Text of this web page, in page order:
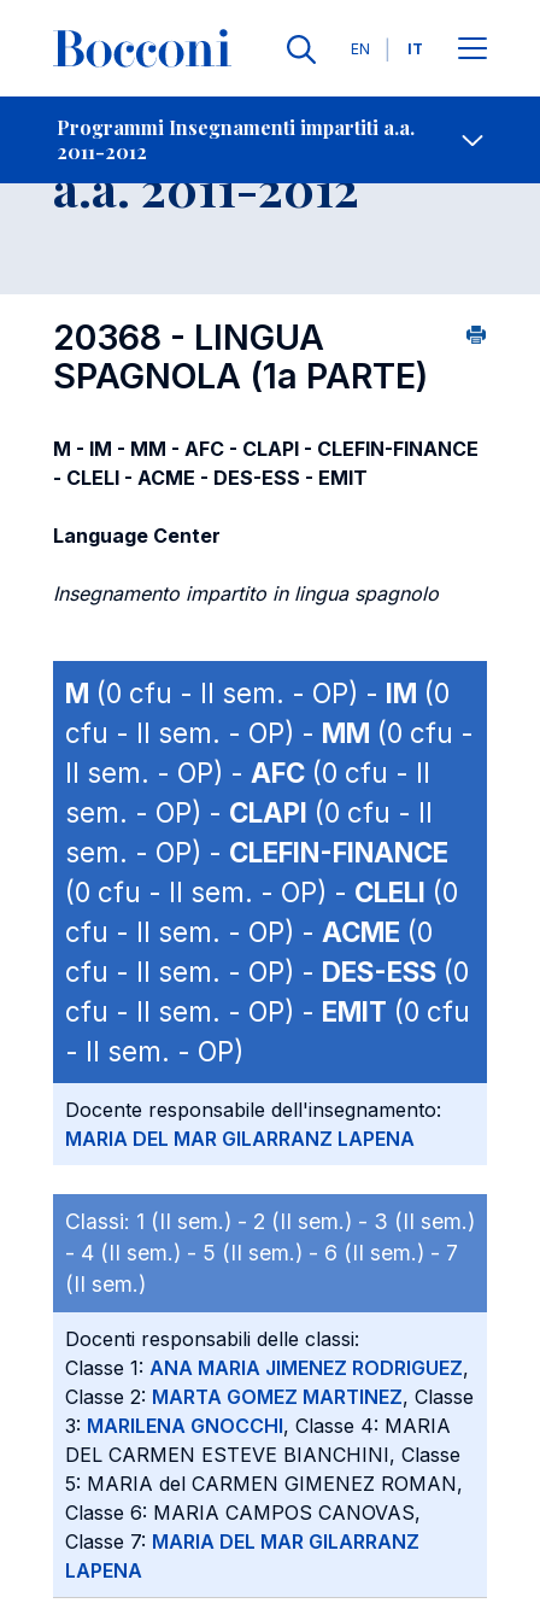
Lingue
EN IT
Programmi Insegnamenti impartiti a.a.
2011-2012
-
Insegnamento
a.a. 2011-2012
20368 - LINGUA
SPAGNOLA (1a PARTE)
M - IM - MM - AFC - CLAPI - CLEFIN-FINANCE
- CLELI - ACME - DES-ESS - EMIT
Language Center
Insegnamento impartito in lingua spagnolo
M (0 cfu - II sem. - OP) - IM (0
cfu - II sem. - OP) - MM (0 cfu -
II sem. - OP) - AFC (0 cfu - II
sem. - OP) - CLAPI (0 cfu - II
sem. - OP) - CLEFIN-FINANCE
(0 cfu - II sem. - OP) - CLELI (0
cfu - II sem. - OP) - ACME (0
cfu - II sem. - OP) - DES-ESS (0
cfu - II sem. - OP) - EMIT (0 cfu
- II sem. - OP)
Docente responsabile dell'insegnamento:
MARIA DEL MAR GILARRANZ LAPENA
Classi: 1 (II sem.) - 2 (II sem.) - 3 (II sem.)
- 4 (II sem.) - 5 (II sem.) - 6 (II sem.) - 7
(II sem.)
Docenti responsabili delle classi:
Classe 1: ANA MARIA JIMENEZ RODRIGUEZ,
Classe 2: MARTA GOMEZ MARTINEZ, Classe
3: MARILENA GNOCCHI, Classe 4: MARIA
DEL CARMEN ESTEVE BIANCHINI, Classe
5: MARIA del CARMEN GIMENEZ ROMAN,
Classe 6: MARIA CAMPOS CANOVAS,
Classe 7: MARIA DEL MAR GILARRANZ
LAPENA